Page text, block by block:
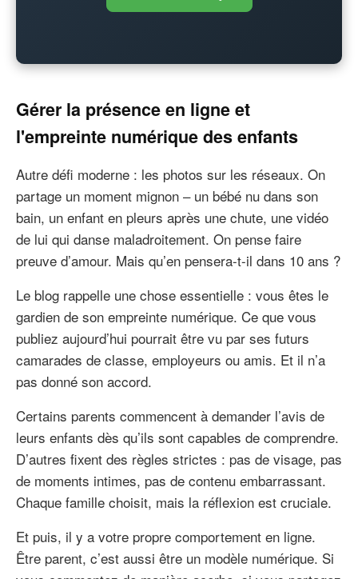
Gérer la présence en ligne et
l'empreinte numérique des enfants
Autre défi moderne : les photos sur les réseaux. On
partage un moment mignon – un bébé nu dans son
bain, un enfant en pleurs après une chute, une vidéo
de lui qui danse maladroitement. On pense faire
preuve d’amour. Mais qu’en pensera-t-il dans 10 ans ?
Le blog rappelle une chose essentielle : vous êtes le
gardien de son empreinte numérique. Ce que vous
publiez aujourd’hui pourrait être vu par ses futurs
camarades de classe, employeurs ou amis. Et il n’a
pas donné son accord.
Certains parents commencent à demander l’avis de
leurs enfants dès qu’ils sont capables de comprendre.
D’autres fixent des règles strictes : pas de visage, pas
de moments intimes, pas de contenu embarrassant.
Chaque famille choisit, mais la réflexion est cruciale.
Et puis, il y a votre propre comportement en ligne.
Être parent, c’est aussi être un modèle numérique. Si